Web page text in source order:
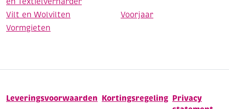
Vilt en Wolvilten
Voorjaar
Vormgieten
Leveringsvoorwaarden Kortingsregeling Privacy